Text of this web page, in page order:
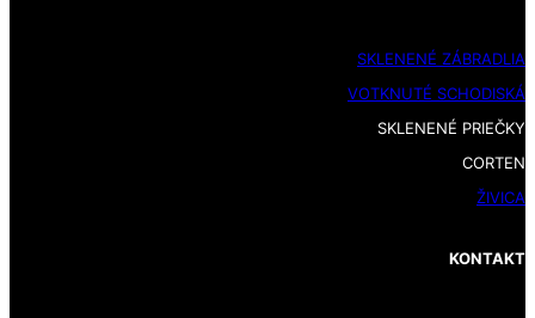
SKLENENÉ ZÁBRADLIA
VOTKNUTÉ SCHODISKÁ
SKLENENÉ PRIEČKY
CORTEN
ŽIVICA
KONTAKT